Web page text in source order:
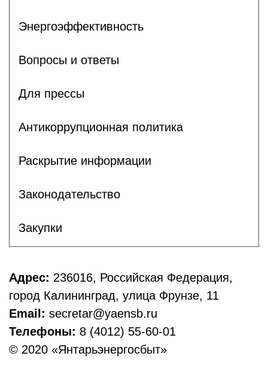
Энергоэффективность
Вопросы и ответы
Для прессы
Антикоррупционная политика
Раскрытие информации
Законодательство
Закупки
Адрес: 236016, Российская Федерация,
город Калининград, улица Фрунзе, 11
Email: secretar@yaensb.ru
Телефоны: 8 (4012) 55-60-01
© 2020 «Янтарьэнергосбыт»